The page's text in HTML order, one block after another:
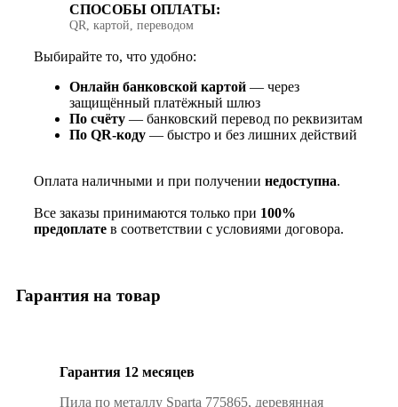
СПОСОБЫ ОПЛАТЫ:
QR, картой, переводом
Выбирайте то, что удобно:
Онлайн банковской картой — через
защищённый платёжный шлюз
По счёту — банковский перевод по реквизитам
По QR‑коду — быстро и без лишних действий
Оплата наличными и при получении недоступна.
Все заказы принимаются только при 100%
предоплате в соответствии с условиями договора.
Гарантия на товар
Гарантия 12 месяцев
Пила по металлу Sparta 775865, деревянная